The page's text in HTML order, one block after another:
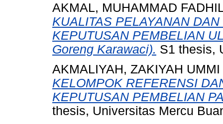
AKMAL, MUHAMMAD
KUALITAS PELAYANAN
KEPUTUSAN PEMBELIAN
Goreng Karawaci). S1 thesis,
AKMALIYAH, ZAKIYAH UMMI
KELOMPOK REFERENSI
KEPUTUSAN PEMBELIAN
thesis, Universitas Mercu